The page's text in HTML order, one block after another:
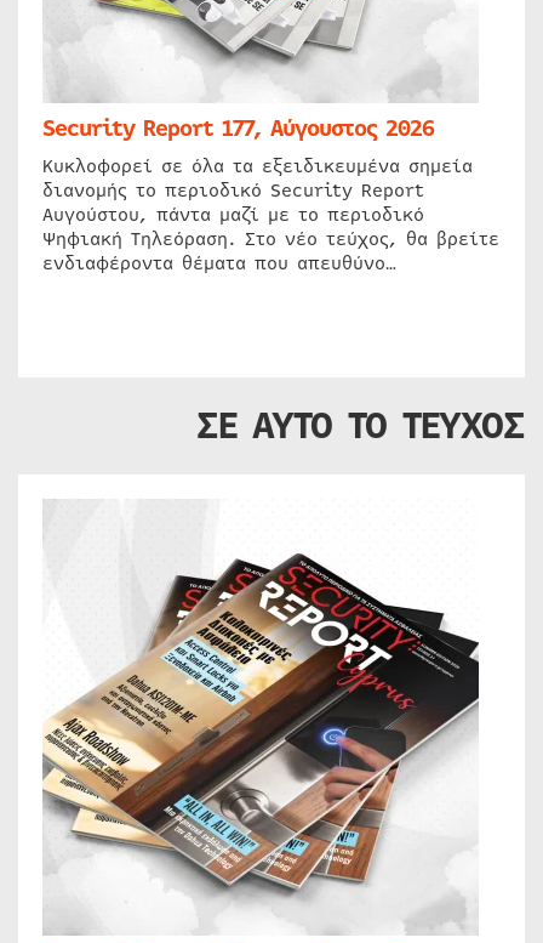
Security Report 177, Αύγουστος 2026
Κυκλοφορεί σε όλα τα εξειδικευμένα σημεία
διανομής το περιοδικό Security Report
Αυγούστου, πάντα μαζί με το περιοδικό
Ψηφιακή Τηλεόραση. Στο νέο τεύχος, θα βρείτε
ενδιαφέροντα θέματα που απευθύνο…
ΣΕ ΑΥΤΟ ΤΟ ΤΕΥΧΟΣ